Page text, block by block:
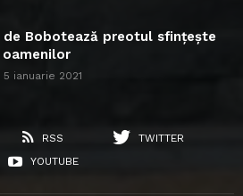
de Bobotează preotul sfințește
oamenilor
5 ianuarie 2021
RSS
TWITTER
YOUTUBE